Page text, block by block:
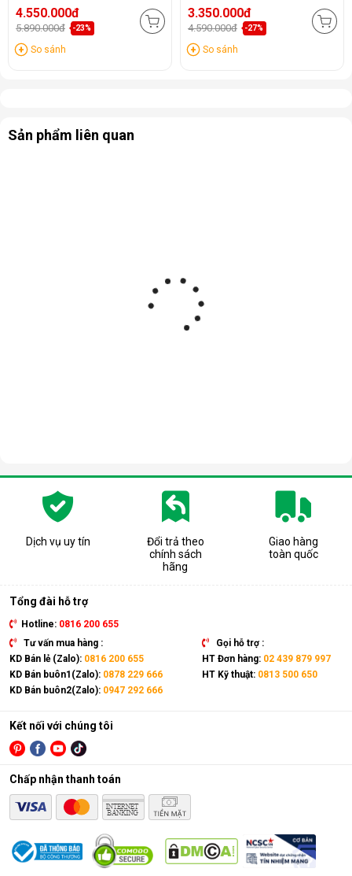
4.550.000đ
5.890.000đ -23%
So sánh
3.350.000đ
4.590.000đ -27%
So sánh
Sản phẩm liên quan
Dịch vụ uy tín
Đổi trả theo
chính sách
hãng
Giao hàng
toàn quốc
Tổng đài hỗ trợ
Hotline: 0816 200 655
Tư vấn mua hàng :
KD Bán lẻ (Zalo): 0816 200 655
KD Bán buôn1(Zalo): 0878 229 666
KD Bán buôn2(Zalo): 0947 292 666
Gọi hỗ trợ :
HT Đơn hàng: 02 439 879 997
HT Kỹ thuật: 0813 500 650
Kết nối với chúng tôi
Chấp nhận thanh toán